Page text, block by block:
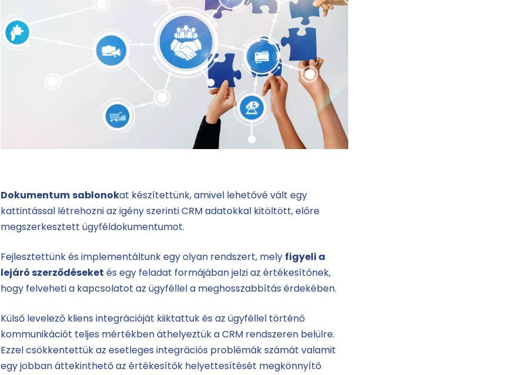
Dokumentumsablonokat készítettünk, amivel lehetővé vált egy
kattintással létrehozni az igény szerinti CRM adatokkal kitöltött, előre
megszerkesztett ügyféldokumentumot.
Fejlesztettünk és implementáltunk egy olyan rendszert, mely figyeli a
lejáró szerződéseket és egy feladat formájában jelzi az értékesítőnek,
hogy felveheti a kapcsolatot az ügyféllel a meghosszabbítás érdekében.
Külső levelező kliens integrációját kiiktattuk és az ügyféllel történő
kommunikációt teljes mértékben áthelyeztük a CRM rendszeren belülre.
Ezzel csökkentettük az esetleges integrációs problémák számát valamit
egy jobban áttekinthető az értékesítők helyettesítését megkönnyítő